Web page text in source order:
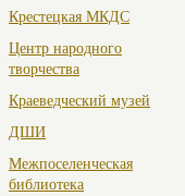
Крестецкая МКДС
Центр народного
творчества
Краеведческий музей
ДШИ
Межпоселенческая
библиотека